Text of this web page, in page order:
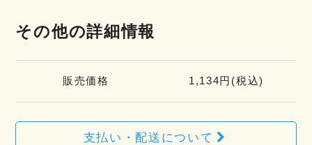
その他の詳細情報
販売価格 1,134円(税込)
支払い・配送について